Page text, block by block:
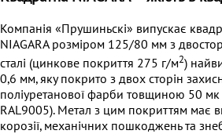
Компанія «Прушиньскі» випускає
NIAGARA розміром 125/80 мм з
сталі (цинкове покриття 275 г/м2)
0,6 мм, яку покрито з двох сторін
поліуретанової фарби товщиною 50 мк
RAL9005). Метал з цим покриттям має
корозії, механічних пошкоджень та